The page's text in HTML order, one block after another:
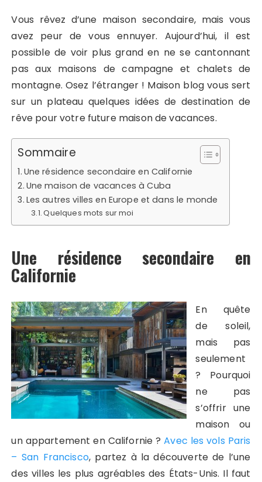
Vous rêvez d’une maison secondaire, mais vous
avez peur de vous ennuyer. Aujourd’hui, il est
possible de voir plus grand en ne se cantonnant
pas aux maisons de campagne et chalets de
montagne. Osez l’étranger ! Maison blog vous sert
sur un plateau quelques idées de destination de
rêve pour votre future maison de vacances.
Sommaire
Une résidence secondaire en Californie
Une maison de vacances à Cuba
Les autres villes en Europe et dans le monde
Quelques mots sur moi
Une résidence secondaire en
Californie
En quête
de soleil,
mais pas
seulement
? Pourquoi
ne pas
s’offrir une
maison ou
un appartement en Californie ?Avec les vols Paris
– San Francisco, partez à la découverte de l’une
des villes les plus agréables des États-Unis. Il faut